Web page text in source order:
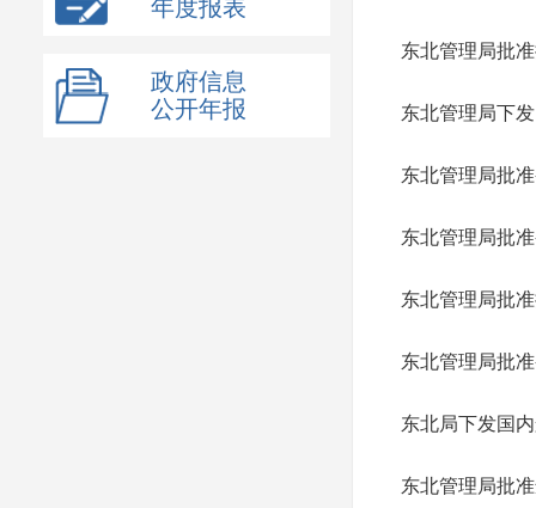
年度报表
政府信息
公开年报
东北管理局批
东北管理局下
东北管理局批
东北管理局批
东北管理局批
东北管理局批
东北局下发国
东北管理局批